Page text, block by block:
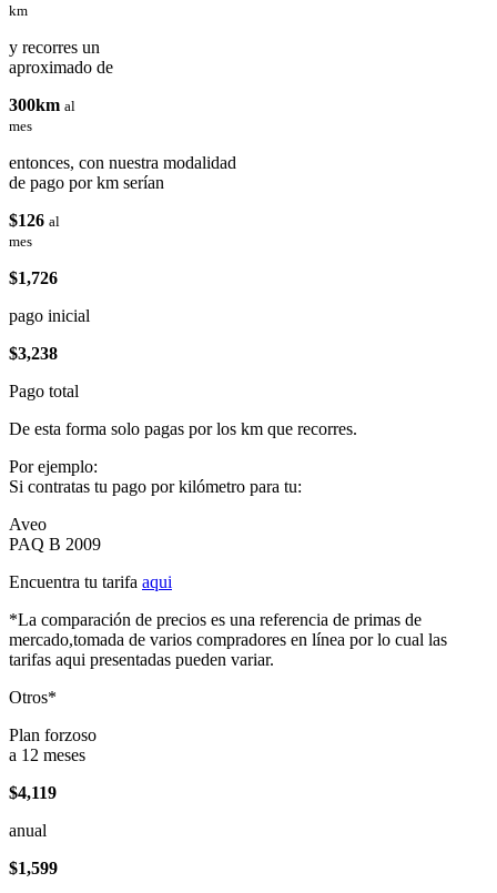
km
y recorres un
aproximado de
300km al
mes
entonces, con nuestra modalidad
de pago por km serían
$126 al
mes
$1,726
pago inicial
$3,238
Pago total
De esta forma solo pagas por los km que recorres.
Por ejemplo:
Si contratas tu pago por kilómetro para tu:
Aveo
PAQ B 2009
Encuentra tu tarifa aqui
*La comparación de precios es una referencia de primas de
mercado,tomada de varios compradores en línea por lo cual las
tarifas aqui presentadas pueden variar.
Otros*
Plan forzoso
a 12 meses
$4,119
anual
$1,599